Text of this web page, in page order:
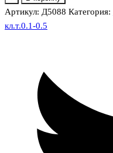
Д5088
Ваттметр
Артикул: Д5088 Категория:
кл.т.0.1-0.5